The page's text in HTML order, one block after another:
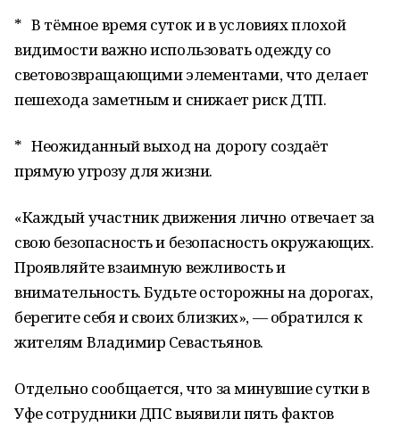
* В тёмное время суток и в условиях плохой
видимости важно использовать одежду со
световозвращающими элементами, что делает
пешехода заметным и снижает риск ДТП.
* Неожиданный выход на дорогу создаёт
прямую угрозу для жизни.
«Каждый участник движения лично отвечает за
свою безопасность и безопасность окружающих.
Проявляйте взаимную вежливость и
внимательность. Будьте осторожны на дорогах,
берегите себя и своих близких», — обратился к
жителям Владимир Севастьянов.
Отдельно сообщается, что за минувшие сутки в
Уфе сотрудники ДПС выявили пять фактов